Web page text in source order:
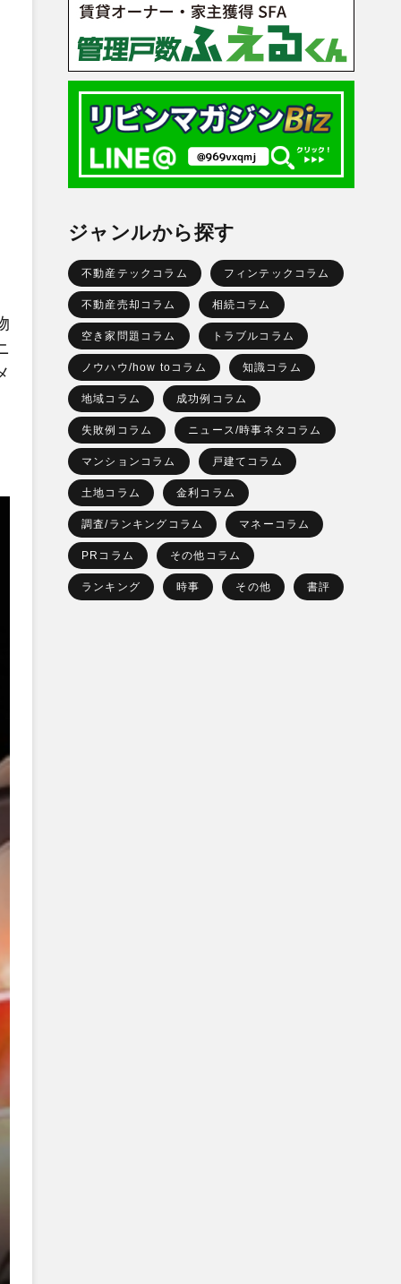
ジャンルから探す
不動産テックコラム フィンテックコラム
不動産売却コラム 相続コラム
空き家問題コラム トラブルコラム
ノウハウ/how toコラム 知識コラム
地域コラム 成功例コラム
失敗例コラム ニュース/時事ネタコラム
マンションコラム 戸建てコラム
土地コラム 金利コラム
調査/ランキングコラム マネーコラム
PRコラム その他コラム
ランキング 時事 その他 書評